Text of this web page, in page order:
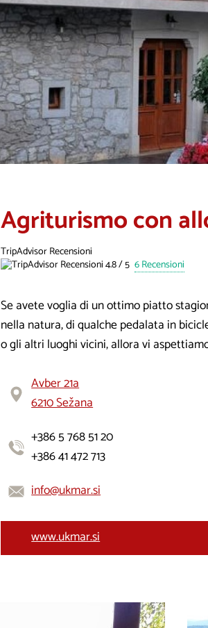
Agriturismo con
TripAdvisor Recensioni
6 Recensioni
Se avete voglia di un ottimo piatto
nella natura, di qualche pedalata in
o gli altri luoghi vicini, allora vi
Avber 21a
6210 Sežana
+386 5 768 51 20
+386 41 472 713
info@ukmar.si
www.ukmar.si